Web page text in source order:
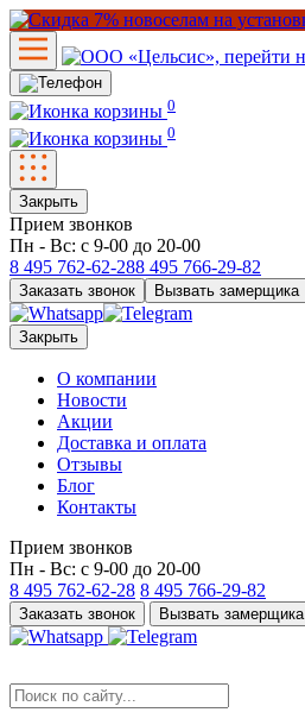
0
0
Закрыть
Прием звонков
Пн - Вс: с 9-00 до 20-00
8 495 762-62-288 495 766-29-82
Заказать звонок Вызвать замерщика
Закрыть
О компании
Новости
Акции
Доставка и оплата
Отзывы
Блог
Контакты
Прием звонков
Пн - Вс: с 9-00 до 20-00
8 495 762-62-28 8 495 766-29-82
Заказать звонок Вызвать замерщика